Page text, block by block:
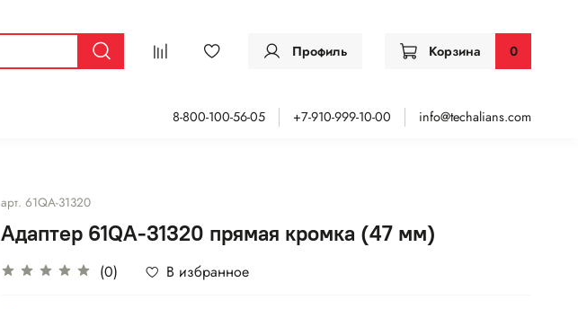
Профиль Корзина 0
8-800-100-56-05 +7-910-999-10-00 info@techalians.com
арт. 61QA-31320
Адаптер 61QA-31320 прямая кромка (47 мм)
(0) В избранное